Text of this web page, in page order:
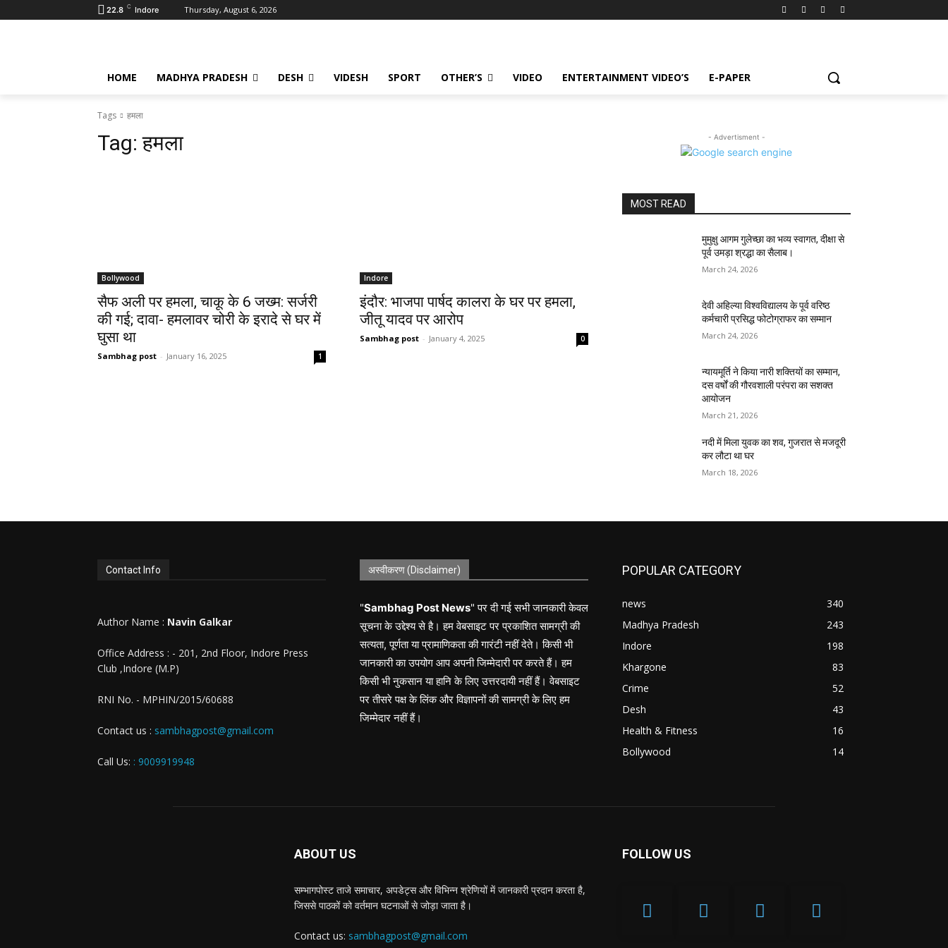
22.8 C Indore Thursday, August 6, 2026
HOME MADHYA PRADESH DESH VIDESH SPORT OTHER’S VIDEO ENTERTAINMENT VIDEO’S E-PAPER
Tags हमला
Tag:हमला
Bollywood
सैफ अली पर हमला, चाकू के 6 जख्म: सर्जरी
की गई; दावा- हमलावर चोरी के इरादे से घर में
घुसा था
Sambhag post - January 16, 2025 1
Indore
इंदौर: भाजपा पार्षद कालरा के घर पर हमला,
जीतू यादव पर आरोप
Sambhag post - January 4, 2025 0
- Advertisment -
MOST READ
मुमुक्षु आगम गुलेच्छा का भव्य स्वागत, दीक्षा से
पूर्व उमड़ा श्रद्धा का सैलाब।
March 24, 2026
देवी अहिल्या विश्वविद्यालय के पूर्व वरिष्ठ
कर्मचारी प्रसिद्ध फोटोग्राफर का सम्मान
March 24, 2026
न्यायमूर्ति ने किया नारी शक्तियों का सम्मान,
दस वर्षों की गौरवशाली परंपरा का सशक्त
आयोजन
March 21, 2026
नदी में मिला युवक का शव, गुजरात से मजदूरी
कर लौटा था घर
March 18, 2026
Contact Info
Author Name : Navin Galkar
Office Address : - 201, 2nd Floor, Indore Press
Club ,Indore (M.P)
RNI No. - MPHIN/2015/60688
Contact us : sambhagpost@gmail.com
Call Us: : 9009919948
अस्वीकरण (Disclaimer)
"Sambhag Post News" पर दी गई सभी जानकारी केवल
सूचना के उद्देश्य से है। हम वेबसाइट पर प्रकाशित सामग्री की
सत्यता, पूर्णता या प्रामाणिकता की गारंटी नहीं देते। किसी भी
जानकारी का उपयोग आप अपनी जिम्मेदारी पर करते हैं। हम
किसी भी नुकसान या हानि के लिए उत्तरदायी नहीं हैं। वेबसाइट
पर तीसरे पक्ष के लिंक और विज्ञापनों की सामग्री के लिए हम
जिम्मेदार नहीं हैं।
POPULAR CATEGORY
news
340
Madhya Pradesh
243
Indore
198
Khargone
83
Crime
52
Desh
43
Health & Fitness
16
Bollywood
14
ABOUT US
सम्भागपोस्ट ताजे समाचार, अपडेट्स और विभिन्न श्रेणियों में जानकारी प्रदान करता है,
जिससे पाठकों को वर्तमान घटनाओं से जोड़ा जाता है।
Contact us: sambhagpost@gmail.com
FOLLOW US